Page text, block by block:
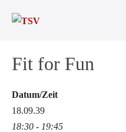
Inhalt
Fit for Fun
Datum/Zeit
18.09.39
18:30 - 19:45